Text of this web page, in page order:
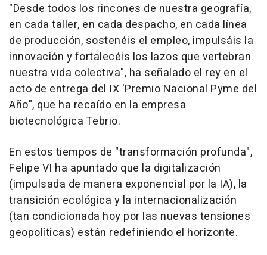
"Desde todos los rincones de nuestra geografía,
en cada taller, en cada despacho, en cada línea
de producción, sostenéis el empleo, impulsáis la
innovación y fortalecéis los lazos que vertebran
nuestra vida colectiva", ha señalado el rey en el
acto de entrega del IX 'Premio Nacional Pyme del
Año", que ha recaído en la empresa
biotecnológica Tebrio.
En estos tiempos de "transformación profunda",
Felipe VI ha apuntado que la digitalización
(impulsada de manera exponencial por la IA), la
transición ecológica y la internacionalización
(tan condicionada hoy por las nuevas tensiones
geopolíticas) están redefiniendo el horizonte.